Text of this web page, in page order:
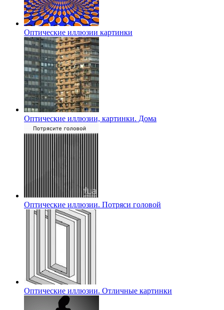
Оптические иллюзии картинки
Оптические иллюзии, картинки. Дома
Оптические иллюзии. Потряси головой
Оптические иллюзии. Отличные картинки